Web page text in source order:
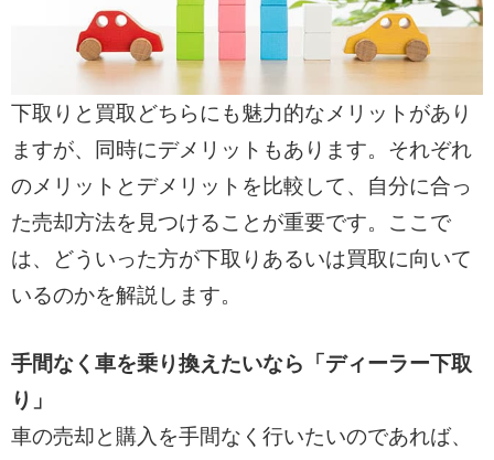
下取りと買取どちらにも魅力的なメリットがあり
ますが、同時にデメリットもあります。それぞれ
のメリットとデメリットを比較して、自分に合っ
た売却方法を見つけることが重要です。ここで
は、どういった方が下取りあるいは買取に向いて
いるのかを解説します。
手間なく車を乗り換えたいなら「ディーラー下取
り」
車の売却と購入を手間なく行いたいのであれば、